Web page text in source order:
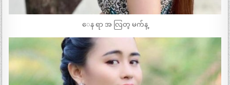
ေန ရာ အ လြတ္ မက်န္